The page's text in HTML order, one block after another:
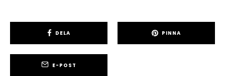
DELA PINNA
E-POST